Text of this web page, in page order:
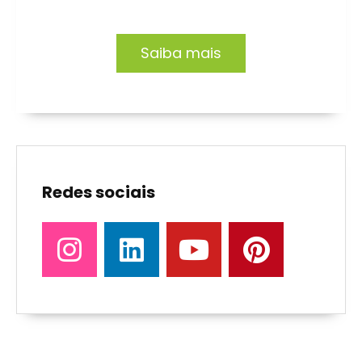
Saiba mais
Redes sociais